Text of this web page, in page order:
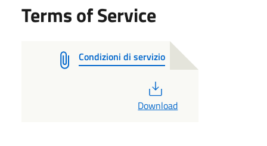
Terms of Service
Condizioni di servizio
Download